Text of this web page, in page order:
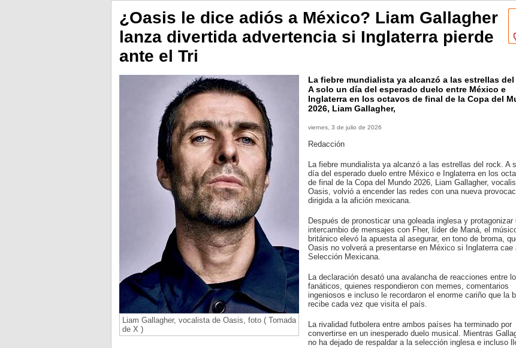
¿Oasis le dice adiós a México? Liam Gallagher
lanza divertida advertencia si Inglaterra pierde
ante el Tri
Liam Gallagher, vocalista de Oasis, foto ( Tomada
de X )
La fiebre mundialista ya alcanzó a las estrellas del
A solo un día del esperado duelo entre México e
Inglaterra en los octavos de final de la Copa del
2026, Liam Gallagher,
viernes, 3 de julio de 2026
Redacción
La fiebre mundialista ya alcanzó a las estrellas del rock. A
día del esperado duelo entre México e Inglaterra en los
de final de la Copa del Mundo 2026, Liam Gallagher,
Oasis, volvió a encender las redes con una nueva
dirigida a la afición mexicana.
Después de pronosticar una goleada inglesa y protagonizar
intercambio de mensajes con Fher, líder de Maná, el
británico elevó la apuesta al asegurar, en tono de broma,
Oasis no volverá a presentarse en México si Inglaterra cae
Selección Mexicana.
La declaración desató una avalancha de reacciones entre
fanáticos, quienes respondieron con memes, comentarios
ingeniosos e incluso le recordaron el enorme cariño que la
recibe cada vez que visita el país.
La rivalidad futbolera entre ambos países ha terminado por
convertirse en un inesperado duelo musical. Mientras
no ha dejado de respaldar a la selección inglesa e incluso